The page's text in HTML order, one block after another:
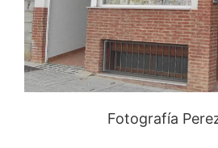
Fotografía